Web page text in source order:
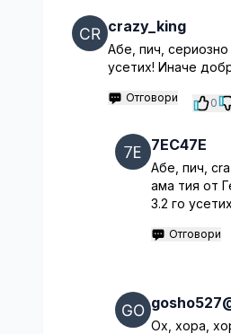
crazy_king
Абе, пич, сериозно
усетих! Иначе
Отговори 0
7EC47E
Абе, пич,
ама тия от
3.2 го
Отговори
Ох, хора,